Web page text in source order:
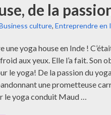
de la
culture, Entreprendre en
une yoga house en Inde !
aux yeux. Elle l’a fait. Son
le yoga! De la passion du
une prometteuse
le yoga conduit Maud …